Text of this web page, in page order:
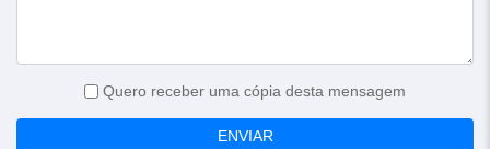
Quero receber uma cópia desta mensagem
ENVIAR